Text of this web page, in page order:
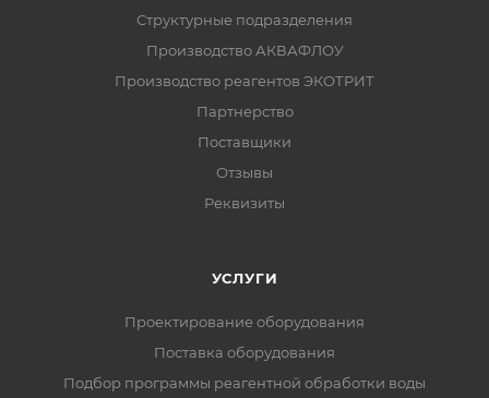
Структурные подразделения
Производство АКВАФЛОУ
Производство реагентов ЭКОТРИТ
Партнерство
Поставщики
Отзывы
Реквизиты
УСЛУГИ
Проектирование оборудования
Поставка оборудования
Подбор программы реагентной обработки воды